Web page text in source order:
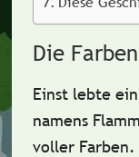
Die
Einst lebte
namens
voller